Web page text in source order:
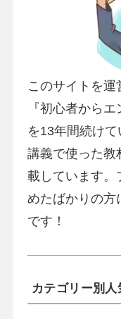
このサイトを運
『初心者から
を13年間続け
講義で使った教
載しています。
めたばかりの方
です！
カテゴリー別人